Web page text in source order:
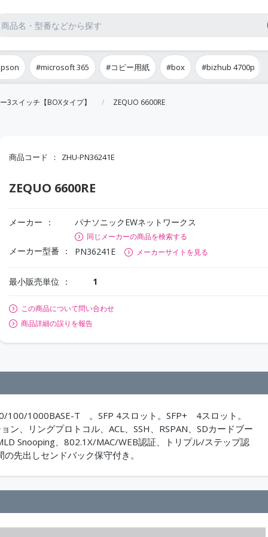
#microsoft 365 #コピー用紙 #box #bizhub 4700p
3スイッチ【BOXタイプ】 ZEQUO 6600RE
商品コード ZHU-PN36241E
ZEQUO 6600RE
メーカー パナソニックEWネットワークス
同じメーカーの商品を検索する
メーカー型番 PN36241E メーカーサイトを見る
最小販売単位 1
この商品について問い合わせ
商品詳細の誤りを報告
100/1000BASE-T 。SFP 4スロット。SFP+ 4スロット。
、リングプロトコル、ACL、SSH、RSPAN、SDカードブー
Snooping、802.1X/MAC/WEB認証、トリプル/ステップ認
先出しセンドバック保守付き。